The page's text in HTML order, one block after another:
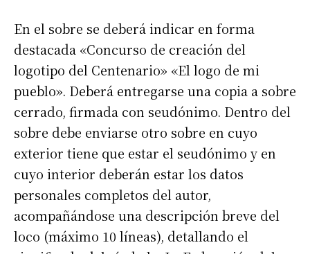
En el sobre se deberá indicar en forma
destacada «Concurso de creación del
logotipo del Centenario» «El logo de mi
pueblo». Deberá entregarse una copia a sobre
cerrado, firmada con seudónimo. Dentro del
sobre debe enviarse otro sobre en cuyo
exterior tiene que estar el seudónimo y en
cuyo interior deberán estar los datos
personales completos del autor,
acompañándose una descripción breve del
loco (máximo 10 líneas), detallando el